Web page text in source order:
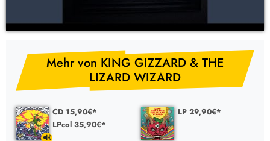
YouTube Video: KING GIZZARD & THE LIZARD WIZARD –
Mehr von KING GIZZARD & THE
LIZARD WIZARD
CD 15,90€*
LPcol 35,90€*
LP 29,90€*